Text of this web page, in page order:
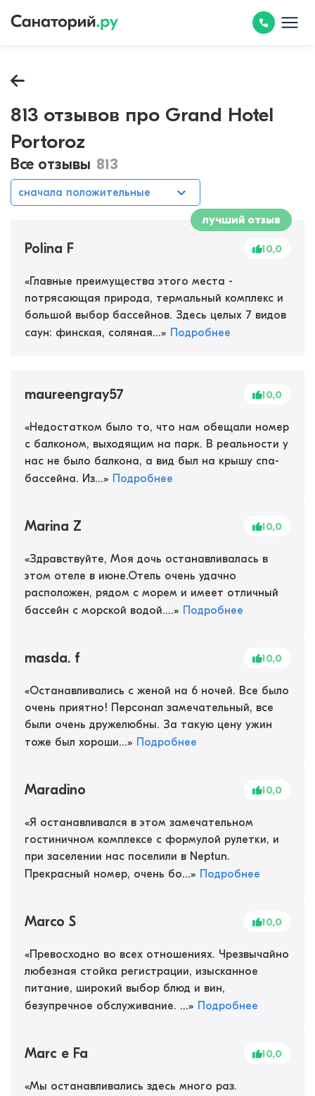
813 отзывов про Grand Hotel
Portoroz
Все отзывы 813
сначала положительные
лучший отзыв
Polina F 10,0
«Главные преимущества этого места -
потрясающая природа, термальный комплекс и
большой выбор бассейнов. Здесь целых 7 видов
саун: финская, соляная...» Подробнее
maureengray57 10,0
«Недостатком было то, что нам обещали номер
с балконом, выходящим на парк. В реальности у
нас не было балкона, а вид был на крышу спа-
бассейна. Из...» Подробнее
Marina Z 10,0
«Здравствуйте, Моя дочь останавливалась в
этом отеле в июне.Отель очень удачно
расположен, рядом с морем и имеет отличный
бассейн с морской водой....» Подробнее
masda. f 10,0
«Останавливались с женой на 6 ночей. Все было
очень приятно! Персонал замечательный, все
были очень дружелюбны. За такую цену ужин
тоже был хороши...» Подробнее
Maradino 10,0
«Я останавливался в этом замечательном
гостиничном комплексе с формулой рулетки, и
при заселении нас поселили в Neptun.
Прекрасный номер, очень бо...» Подробнее
Marco S 10,0
«Превосходно во всех отношениях. Чрезвычайно
любезная стойка регистрации, изысканное
питание, широкий выбор блюд и вин,
безупречное обслуживание. ...» Подробнее
Marc e Fa 10,0
«Мы останавливались здесь много раз.